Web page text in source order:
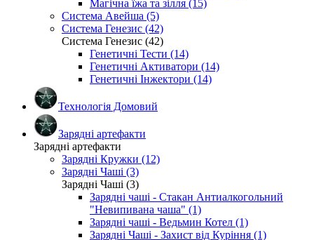
Магічна їжа та зілля (15)
Система Авейша (5)
Система Генезис (42)
Система Генезис (42)
Генетичні Тести (14)
Генетичні Активатори (14)
Генетичні Інжектори (14)
Технологія Домовий
Зарядні артефакти
Зарядні артефакти
Зарядні Кружки (12)
Зарядні Чаші (3)
Зарядні Чаші (3)
Зарядні чаші - Стакан Антиалкогольний
"Невипивана чаша" (1)
Зарядні чаші - Ведьмин Котел (1)
Зарядні Чаші - Захист від Куріння (1)